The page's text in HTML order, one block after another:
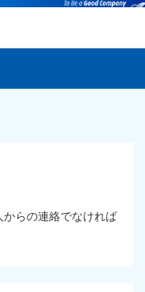
らの連絡でなければ